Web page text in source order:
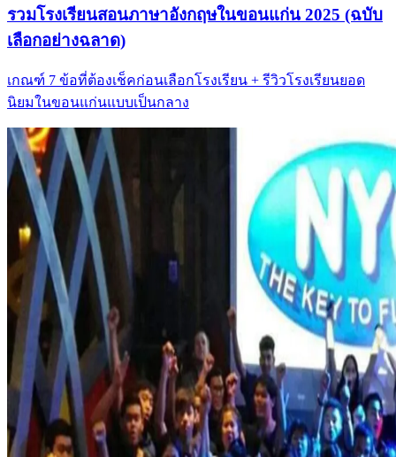
รวมโรงเรียนสอนภาษาอังกฤษในขอนแก่น 2025 (ฉบับ
เลือกอย่างฉลาด)
เกณฑ์ 7 ข้อที่ต้องเช็คก่อนเลือกโรงเรียน + รีวิวโรงเรียนยอด
นิยมในขอนแก่นแบบเป็นกลาง